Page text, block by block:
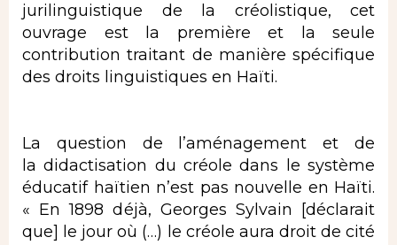
jurilinguistique de la créolistique, cet
ouvrage est la première et la seule
contribution traitant de manière spécifique
des droits linguistiques en Haïti.
La question de l’aménagement et de
la didactisation du créole dans le système
éducatif haïtien n’est pas nouvelle en Haïti.
« En 1898 déjà, Georges Sylvain [déclarait
que] le jour où (…) le créole aura droit de cité